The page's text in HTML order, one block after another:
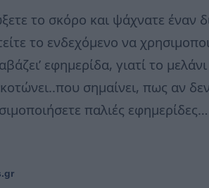
το σκόρο και ψάχνατε έναν
το ενδεχόμενο να
εφημερίδα, γιατί το
σημαίνει, πως αν
παλιές